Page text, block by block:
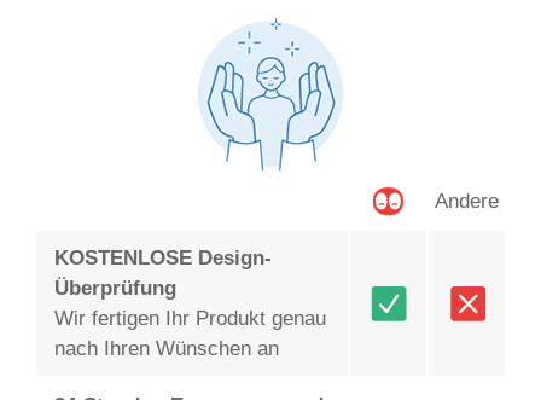
Andere
KOSTENLOSE Design-
Überprüfung
Wir fertigen Ihr Produkt genau
nach Ihren Wünschen an